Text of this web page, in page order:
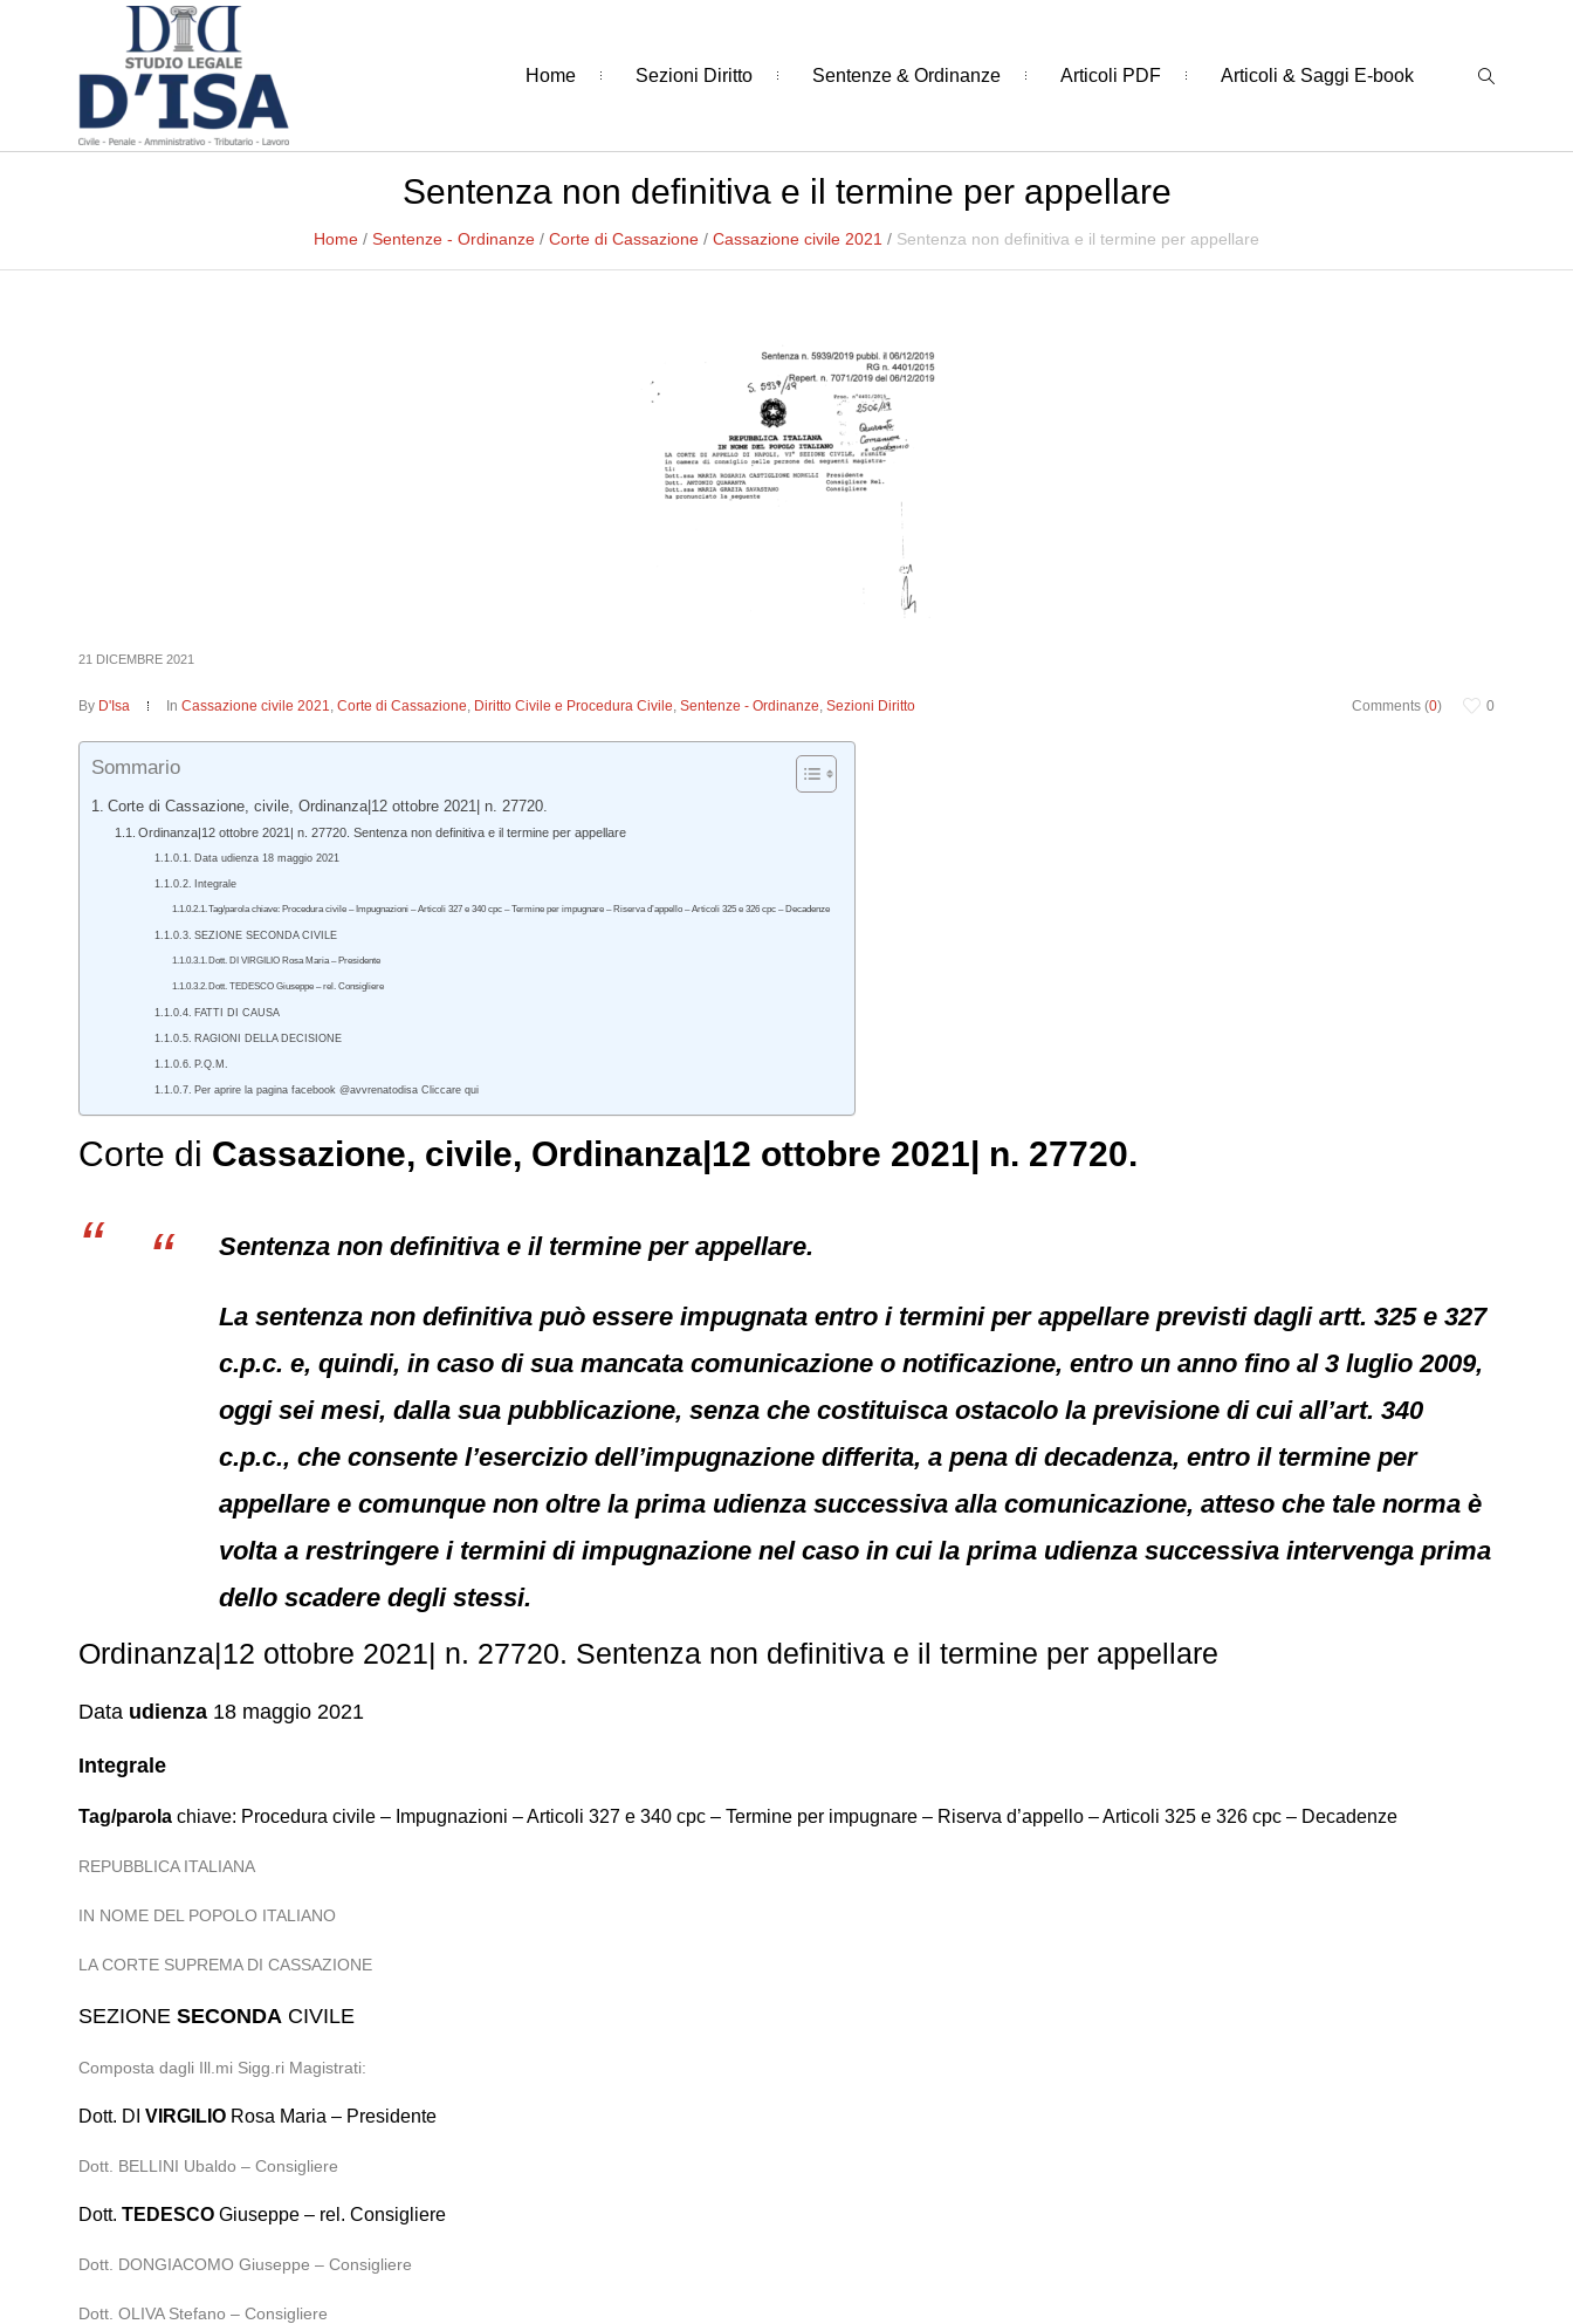
Home Sezioni Diritto Sentenze & Ordinanze Articoli PDF Articoli & Saggi E-book
Sentenza non definitiva e il termine per appellare
Home / Sentenze - Ordinanze / Corte di Cassazione / Cassazione civile 2021 / Sentenza non definitiva e il termine per appellare
21 DICEMBRE 2021
Comments (0) 0
By D'Isa InCassazione civile 2021,Corte di Cassazione, Diritto Civile e Procedura Civile,Sentenze - Ordinanze,Sezioni Diritto
Sommario
Corte di Cassazione, civile, Ordinanza|12 ottobre 2021| n. 27720.
Ordinanza|12 ottobre 2021| n. 27720. Sentenza non definitiva e il termine per appellare
Data udienza 18 maggio 2021
Integrale
Tag/parola chiave: Procedura civile – Impugnazioni – Articoli 327 e 340 cpc – Termine per impugnare – Riserva d’appello – Articoli 325 e 326 cpc – Decadenze
SEZIONE SECONDA CIVILE
Dott. DI VIRGILIO Rosa Maria – Presidente
Dott. TEDESCO Giuseppe – rel. Consigliere
FATTI DI CAUSA
RAGIONI DELLA DECISIONE
P.Q.M.
Per aprire la pagina facebook @avvrenatodisa Cliccare qui
Corte di Cassazione, civile, Ordinanza|12 ottobre 2021| n. 27720.
Sentenza non definitiva e il termine per appellare.
La sentenza non definitiva può essere impugnata entro i termini per appellare previsti dagli artt. 325 e 327
c.p.c. e, quindi, in caso di sua mancata comunicazione o notificazione, entro un anno fino al 3 luglio 2009,
oggi sei mesi, dalla sua pubblicazione, senza che costituisca ostacolo la previsione di cui all’art. 340
c.p.c., che consente l’esercizio dell’impugnazione differita, a pena di decadenza, entro il termine per
appellare e comunque non oltre la prima udienza successiva alla comunicazione, atteso che tale norma è
volta a restringere i termini di impugnazione nel caso in cui la prima udienza successiva intervenga prima
dello scadere degli stessi.
Ordinanza|12 ottobre 2021| n. 27720. Sentenza non definitiva e il termine per appellare
Data udienza 18 maggio 2021
Integrale
Tag/parola chiave: Procedura civile – Impugnazioni – Articoli 327 e 340 cpc – Termine per impugnare – Riserva d’appello – Articoli 325 e 326 cpc – Decadenze
REPUBBLICA ITALIANA
IN NOME DEL POPOLO ITALIANO
LA CORTE SUPREMA DI CASSAZIONE
SEZIONESECONDA CIVILE
Composta dagli Ill.mi Sigg.ri Magistrati:
Dott. DIVIRGILIO Rosa Maria – Presidente
Dott. BELLINI Ubaldo – Consigliere
Dott.TEDESCO Giuseppe – rel. Consigliere
Dott. DONGIACOMO Giuseppe – Consigliere
Dott. OLIVA Stefano – Consigliere